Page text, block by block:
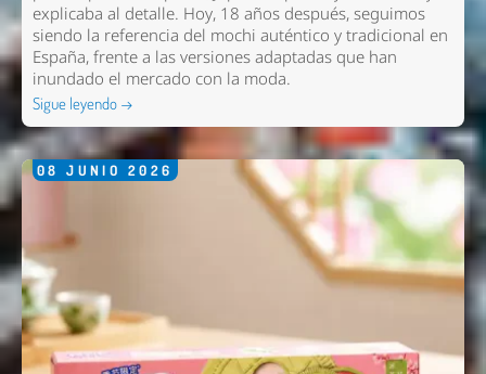
explicaba al detalle. Hoy, 18 años después, seguimos
siendo la referencia del mochi auténtico y tradicional en
España, frente a las versiones adaptadas que han
inundado el mercado con la moda.
Sigue leyendo →
08 JUNIO 2026